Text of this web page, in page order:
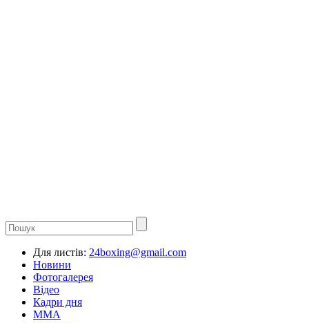
Для листів: 24boxing@gmail.com
Новини
Фотогалерея
Відео
Кадри дня
ММА